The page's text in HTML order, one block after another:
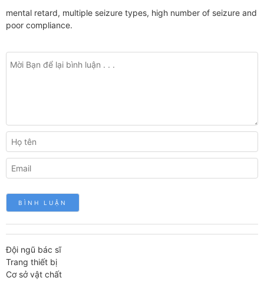
mental retard, multiple seizure types, high number of seizure and
poor compliance.
Đội ngũ bác sĩ
Trang thiết bị
Cơ sở vật chất